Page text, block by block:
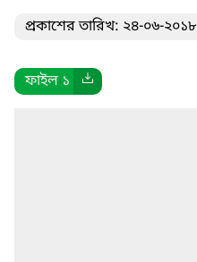
প্রকাশের তারিখ: ২৪-০৬-২০১৮
ফাইল ১